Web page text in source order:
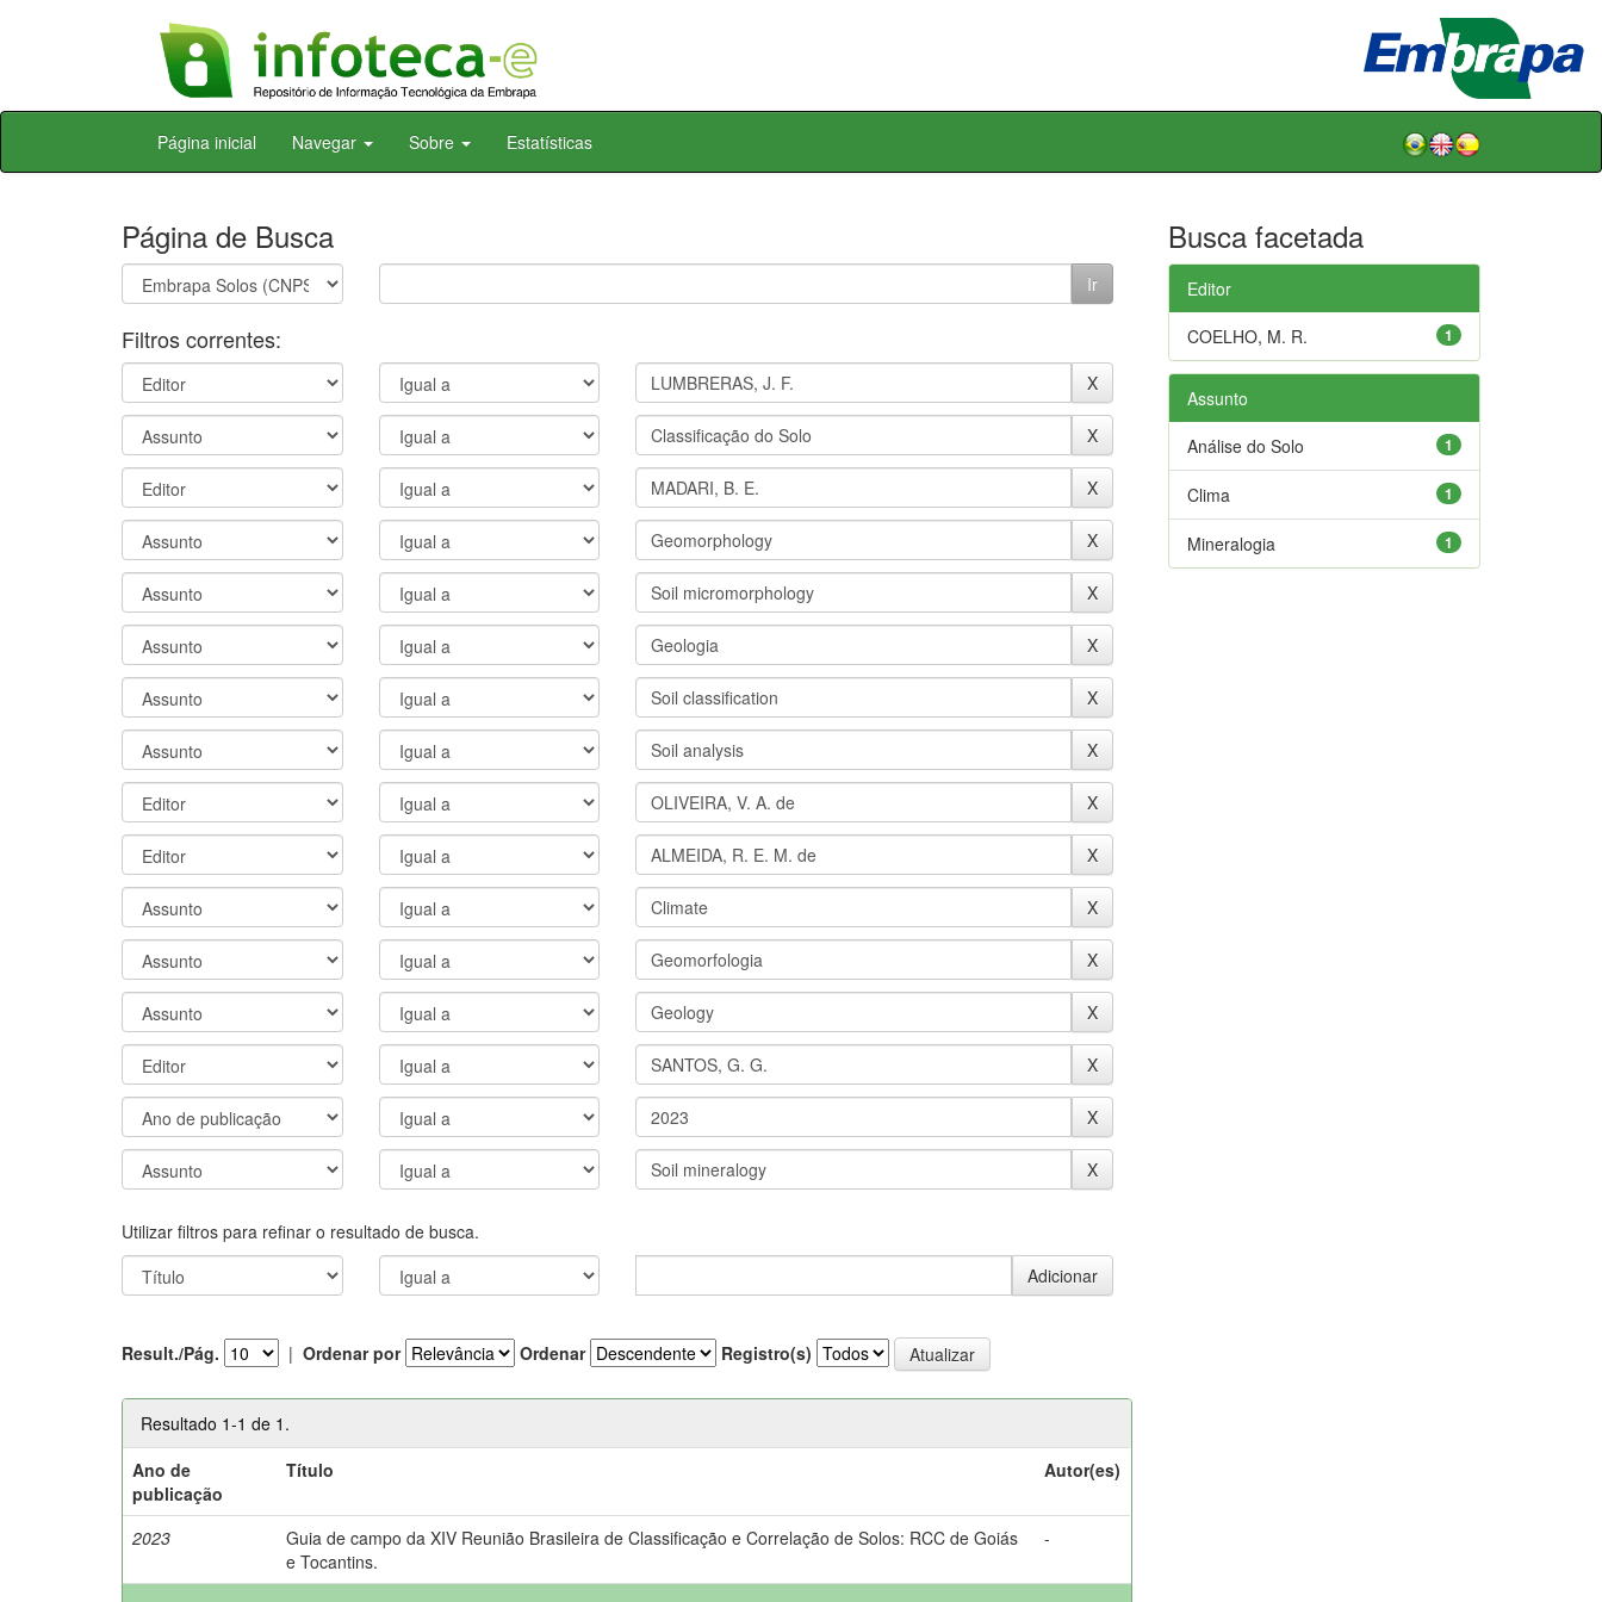
Skip
Página inicial Navegar Sobre Estatísticas
Página de Busca
Filtros correntes:
Utilizar filtros para refinar o resultado de busca.
Result./Pág. | Ordenar por Ordenar Registro(s)
Resultado 1-1 de 1.
Ano de
publicação
Título Autor(es)
2023
Guia de campo da XIV Reunião Brasileira de Classificação e Correlação de Solos: RCC de Goiás
e Tocantins.
-
Busca facetada
Editor
1
COELHO, M. R.
Assunto
1
Análise do Solo
1
Clima
1
Mineralogia